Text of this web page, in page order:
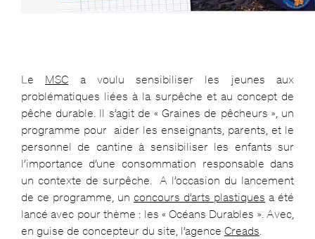
Le MSC a voulu sensibiliser les jeunes aux
problématiques liées à la surpêche et au concept de
pêche durable. Il s’agit de « Graines de pêcheurs », un
programme pour aider les enseignants, parents, et le
personnel de cantine à sensibiliser les enfants sur
l’importance d’une consommation responsable dans
un contexte de surpêche. A l’occasion du lancement
de ce programme, un concours d’arts plastiques a été
lancé avec pour thème : les « Océans Durables ». Avec,
en guise de concepteur du site, l’agence Creads.